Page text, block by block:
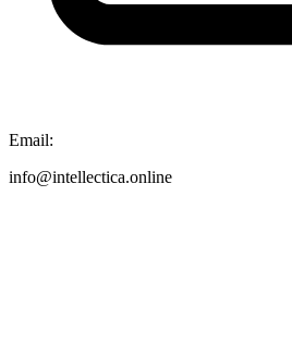
Email:
info@intellectica.online